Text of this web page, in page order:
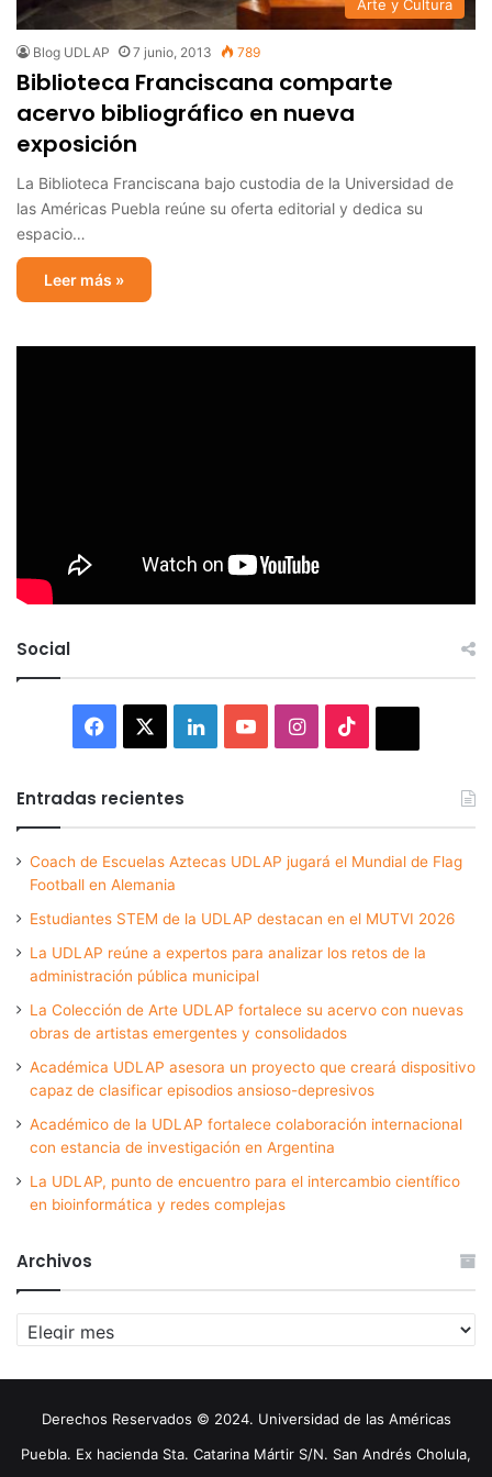
Arte y Cultura
Blog UDLAP 7 junio, 2013 789
Biblioteca Franciscana comparte
acervo bibliográfico en nueva
exposición
La Biblioteca Franciscana bajo custodia de la Universidad de
las Américas Puebla reúne su oferta editorial y dedica su
espacio…
Leer más »
Social
Facebook LinkedInYouTubeInstagram
Entradas recientes
Coach de Escuelas Aztecas UDLAP jugará el Mundial de Flag
Football en Alemania
Estudiantes STEM de la UDLAP destacan en el MUTVI 2026
La UDLAP reúne a expertos para analizar los retos de la
administración pública municipal
La Colección de Arte UDLAP fortalece su acervo con nuevas
obras de artistas emergentes y consolidados
Académica UDLAP asesora un proyecto que creará dispositivo
capaz de clasificar episodios ansioso-depresivos
Académico de la UDLAP fortalece colaboración internacional
con estancia de investigación en Argentina
La UDLAP, punto de encuentro para el intercambio científico
en bioinformática y redes complejas
Archivos
Archivos
Derechos Reservados © 2024. Universidad de las Américas
Puebla. Ex hacienda Sta. Catarina Mártir S/N. San Andrés Cholula,